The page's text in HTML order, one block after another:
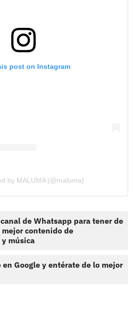
post on Instagram
by MALUMA (@maluma)
de Whatsapp para tener de
contenido de
música
en Google y entérate de lo mejor